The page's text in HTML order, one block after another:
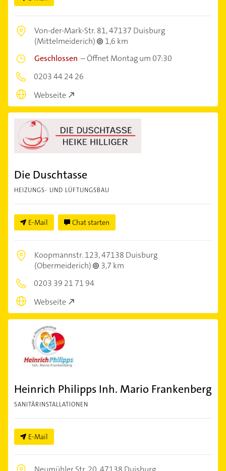
Von-der-Mark-Str. 81,47137 Duisburg
(Mittelmeiderich)
1,6 km
Geschlossen –Öffnet Montag um 07:30
0203 44 24 26
Webseite
Die Duschtasse
HEIZUNGS- UND LÜFTUNGSBAU
E-Mail Chat starten
Koopmannstr. 123,47138 Duisburg
(Obermeiderich)
3,7 km
0203 39 21 71 94
Webseite
Heinrich Philipps Inh. Mario Frankenberg
SANITÄRINSTALLATIONEN
E-Mail